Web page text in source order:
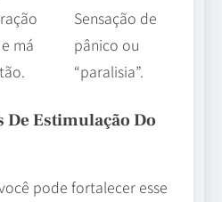
má
Sensação de
pânico ou
“paralisia”.
De Estimulação Do
pode fortalecer esse